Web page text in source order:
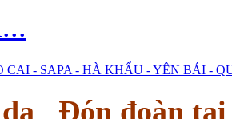
CAI - SAPA - HÀ KHẨU - YÊN BÁI -
Đón đoàn